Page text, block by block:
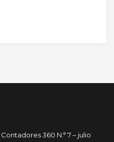
360 N.° 7 – julio